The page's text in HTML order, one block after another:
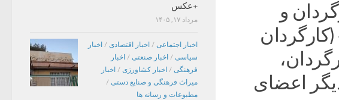
و
(کارگردان
اعضای
+عکس
مرداد ۱۷, ۱۴۰۵
اخبار اجتماعی / اخبار اقتصادی / اخبار
سیاسی / اخبار صنعتی / اخبار
فرهنگی / اخبار کشاورزی / اخبار
میراث فرهنگی و صنایع دستی /
مطبوعات و رسانه ها